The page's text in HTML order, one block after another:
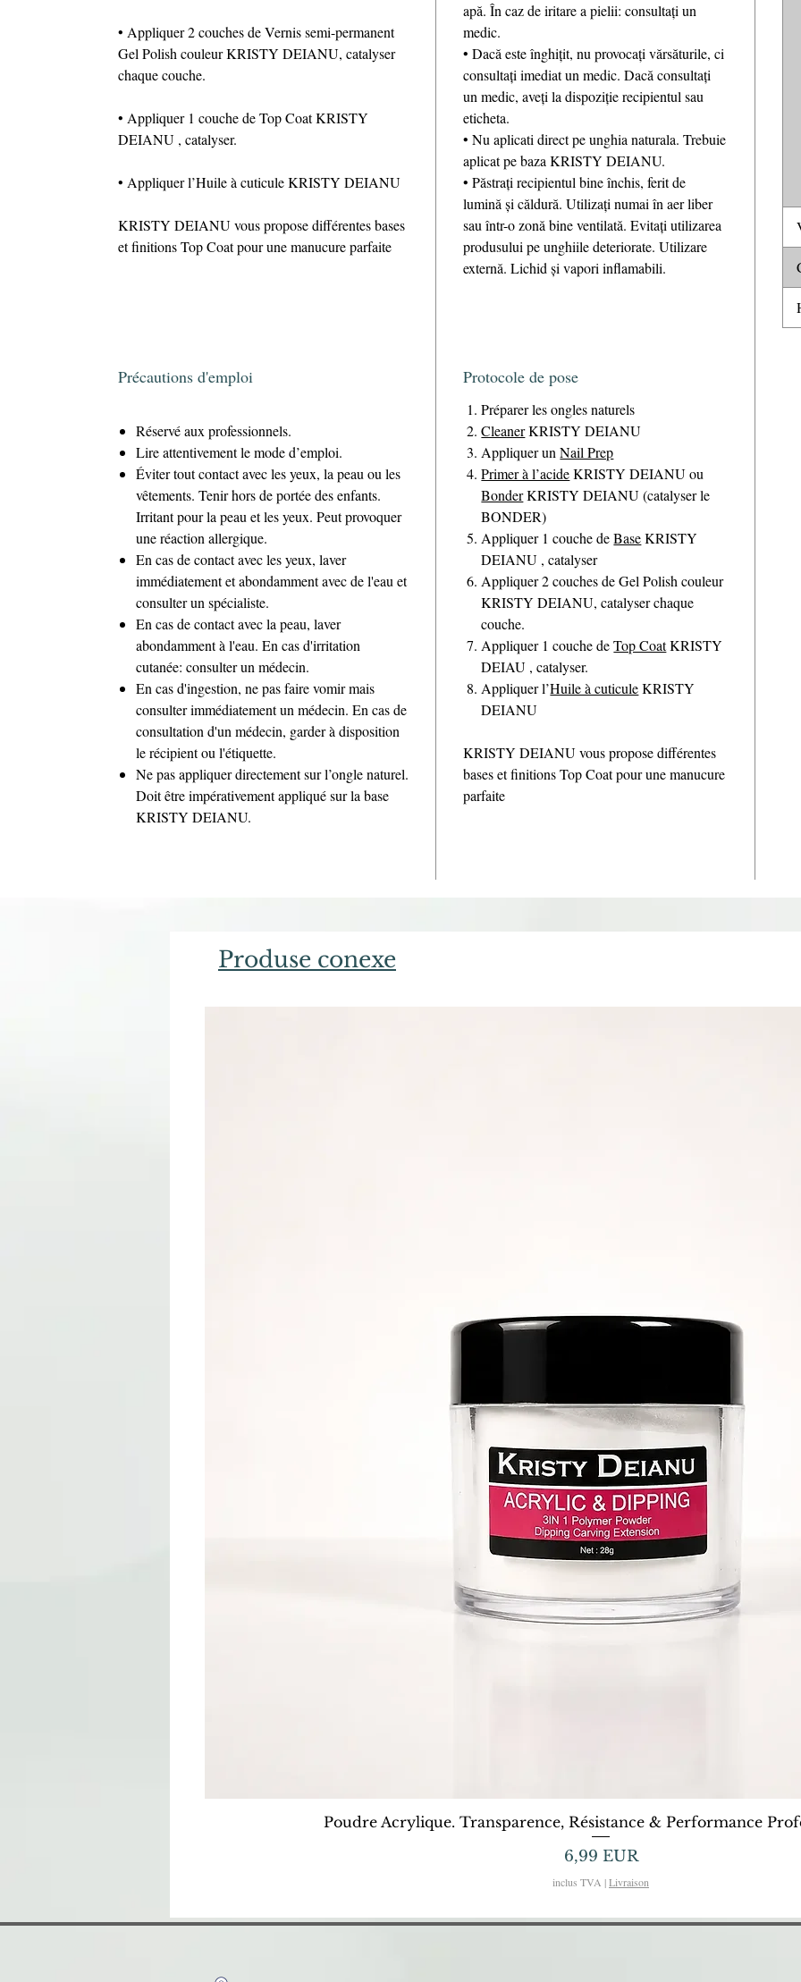
• Appliquer 2 couches de Vernis semi-permanent
Gel Polish couleur KRISTY DEIANU, catalyser
chaque couche.
• Appliquer 1 couche de Top Coat KRISTY
DEIANU , catalyser.
• Appliquer l’Huile à cuticule KRISTY DEIANU
KRISTY DEIANU vous propose différentes bases
et finitions Top Coat pour une manucure parfaite
apă. În caz de iritare a pielii: consultați un
medic.
• Dacă este înghițit, nu provocați vărsăturile, ci
consultați imediat un medic. Dacă consultați
un medic, aveți la dispoziție recipientul sau
eticheta.
• Nu aplicati direct pe unghia naturala. Trebuie
aplicat pe baza KRISTY DEIANU.
• Păstrați recipientul bine închis, ferit de
lumină și căldură. Utilizați numai în aer liber
sau într-o zonă bine ventilată. Evitați utilizarea
produsului pe unghiile deteriorate. Utilizare
externă. Lichid și vapori inflamabili.
Précautions d'emploi
Réservé aux professionnels.
Lire attentivement le mode d’emploi.
Éviter tout contact avec les yeux, la peau ou les
vêtements. Tenir hors de portée des enfants.
Irritant pour la peau et les yeux. Peut provoquer
une réaction allergique.
En cas de contact avec les yeux, laver
immédiatement et abondamment avec de l'eau et
consulter un spécialiste.
En cas de contact avec la peau, laver
abondamment à l'eau. En cas d'irritation
cutanée: consulter un médecin.
En cas d'ingestion, ne pas faire vomir mais
consulter immédiatement un médecin. En cas de
consultation d'un médecin, garder à disposition
le récipient ou l'étiquette.
Ne pas appliquer directement sur l’ongle naturel.
Doit être impérativement appliqué sur la base
KRISTY DEIANU.
Protocole de pose
Préparer les ongles naturels
CleanerKRISTY DEIANU
Appliquer unNail Prep
Primer à l’acideKRISTY DEIANU ou
BonderKRISTY DEIANU (catalyser le
BONDER)
Appliquer 1 couche deBaseKRISTY
DEIANU , catalyser
Appliquer 2 couches de Gel Polish couleur
KRISTY DEIANU, catalyser chaque
couche.
Appliquer 1 couche deTop CoatKRISTY
DEIAU , catalyser.
Appliquer l’Huile à cuticuleKRISTY
DEIANU
KRISTY DEIANU vous propose différentes
bases et finitions Top Coat pour une manucure
parfaite
Produse conexe
Afișare rapidă
Poudre Acrylique. Transparence, Résistance & Performance
Preț
6,99 EUR
inclus TVA |Livraison